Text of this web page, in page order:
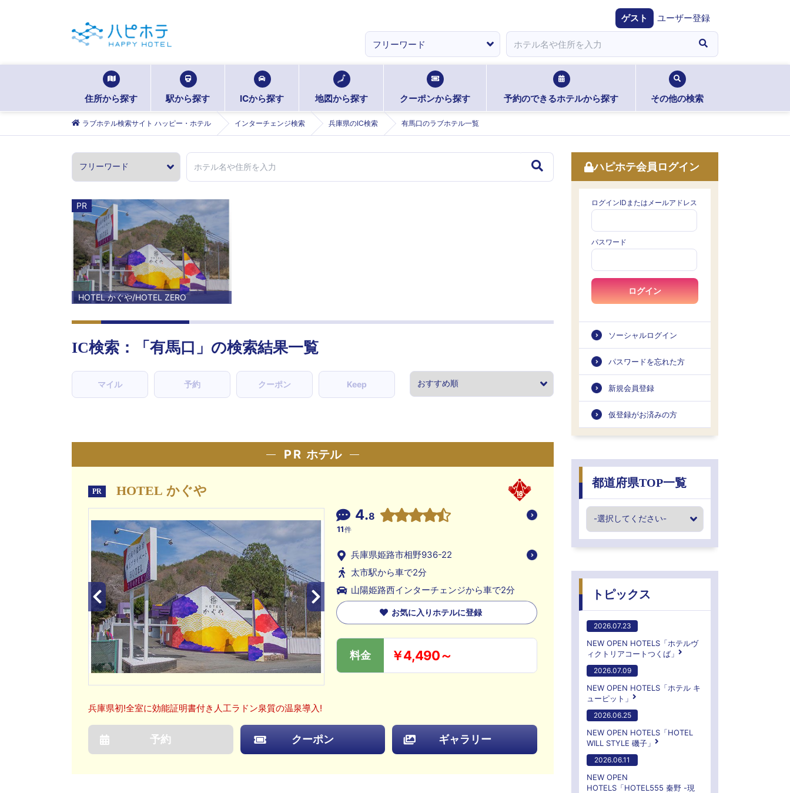
ゲスト ユーザー登録
住所から探す 駅から探す ICから探す 地図から探す クーポンから探す 予約のできるホテルから探す その他の検索
ラブホテル検索サイト ハッピー・ホテル インターチェンジ検索 兵庫県のIC検索 有馬口のラブホテル一覧
PR
HOTEL かぐや/HOTEL ZERO
IC検索：「 有馬口 」の検索結果一覧
マイル 予約 クーポン Keep
PR ホテル
PR HOTEL かぐや
4.8
11件
兵庫県姫路市相野936-22
太市駅から車で2分
山陽姫路西インターチェンジから車で2分
お気に入りホテルに登録
料金 ￥4,490～
兵庫県初!全室に効能証明書付き人工ラドン泉質の温泉導入!
予約 クーポン ギャラリー
ハピホテ会員ログイン
ログインIDまたはメールアドレス
パスワード
ログイン
ソーシャルログイン
パスワードを忘れた方
新規会員登録
仮登録がお済みの方
都道府県TOP一覧
トピックス
2026.07.23
NEW OPEN HOTELS「ホテルヴ
ィクトリアコートつくば」
2026.07.09
NEW OPEN HOTELS「ホテル キ
ューピット」
2026.06.25
NEW OPEN HOTELS「HOTEL
WILL STYLE 磯子」
2026.06.11
NEW OPEN
HOTELS「HOTEL555 秦野 -現